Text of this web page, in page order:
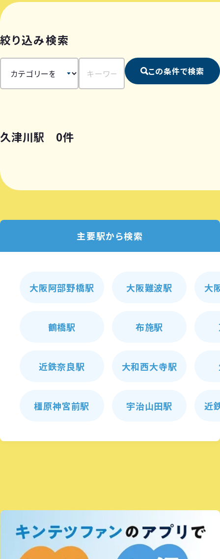
絞り込み検索
この条件で検索
久津川駅 0件
主要駅から検索
大阪阿部野橋駅 大阪難波駅 大
鶴橋駅 布施駅
近鉄奈良駅 大和西大寺駅
橿原神宮前駅 宇治山田駅 近